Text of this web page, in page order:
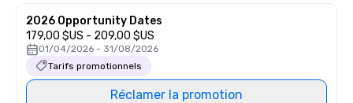
2026 Opportunity Dates
179,00 $US - 209,00 $US
01/04/2026 - 31/08/2026
Tarifs promotionnels
Réclamer la promotion